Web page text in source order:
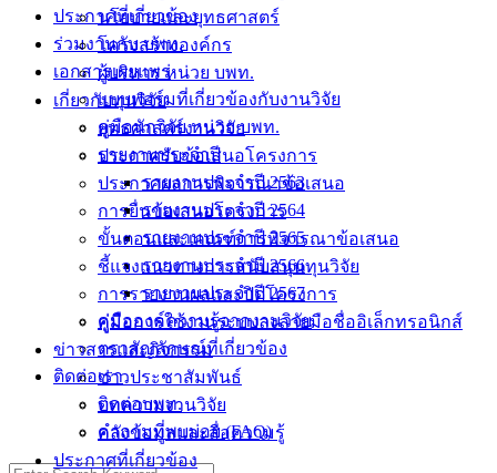
นโยบายและยุทธศาสตร์
โครงสร้างองค์กร
ผู้บริหาร หน่วย บพท.
เกี่ยวกับทุนวิจัย
ยุทธศาสตร์งานวิจัย
ประกาศรับข้อเสนอโครงการ
ประกาศผลการพิจารณาข้อเสนอ
การยื่นข้อเสนอโครงการ
ขั้นตอนและเกณฑ์การพิจารณาข้อเสนอ
ชี้แจงแนวทางการสนับสนุนทุนวิจัย
การรายงานผลและปิดโครงการ
คู่มือการใช้งานระบบลงลายมือชื่ออิเล็กทรอนิกส์
ข่าวสารและกิจกรรม
ข่าวประชาสัมพันธ์
บทความงานวิจัย
คลังข้อมูลและสื่อความรู้
ประกาศที่เกี่ยวข้อง
ประกาศที่เกี่ยวข้อง
ร่วมงานกับ บพท.
เอกสารเผยแพร่
แบบฟอร์มที่เกี่ยวข้องกับงานวิจัย
คู่มือนักวิจัย หน่วย บพท.
รายงานประจำปี
รายงานประจำปี 2563
รายงานประจำปี 2564
รายงานประจำปี 2565
รายงานประจำปี 2566
รายงานประจำปี 2567
คู่มือองค์ความรู้จากงานวิจัย
ตราสัญลักษณ์ที่เกี่ยวข้อง
ติดต่อเรา
ติดต่อบพท.
คำถามที่พบบ่อย (FAQ)